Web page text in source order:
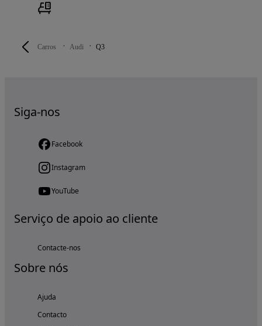
Carros Audi Q3
Siga-nos
Facebook
Instagram
YouTube
Serviço de apoio ao cliente
Contacte-nos
Sobre nós
Ajuda
Contacto